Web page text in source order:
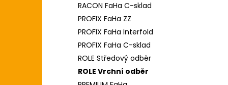
RACON FaHa C-sklad
PROFIX FaHa ZZ
PROFIX FaHa Interfold
PROFIX FaHa C-sklad
ROLE Středový odběr
ROLE Vrchní odběr
SCOTT SLIMROLL PAPÍROVÉ RUČNÍKY
2 595 Kč
Původně: 2 626 Kč